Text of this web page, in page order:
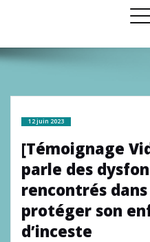
la
12 juin 2023
[Témoignage
parle des
rencontrés
protéger son
d’inceste